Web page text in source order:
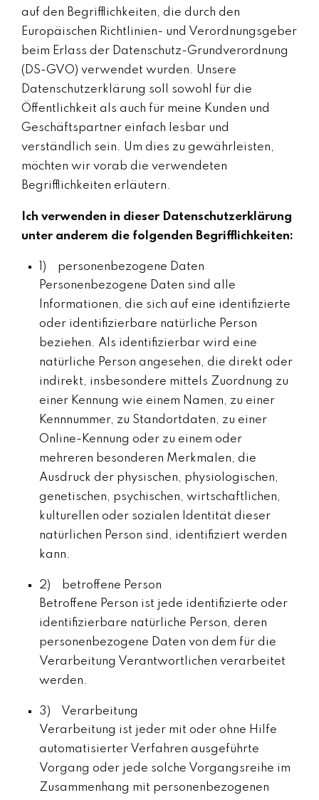
auf den Begrifflichkeiten, die durch den
Europäischen Richtlinien- und Verordnungsgeber
beim Erlass der Datenschutz-Grundverordnung
(DS-GVO) verwendet wurden. Unsere
Datenschutzerklärung soll sowohl für die
Öffentlichkeit als auch für meine Kunden und
Geschäftspartner einfach lesbar und
verständlich sein. Um dies zu gewährleisten,
möchten wir vorab die verwendeten
Begrifflichkeiten erläutern.
Ich verwenden in dieser Datenschutzerklärung
unter anderem die folgenden Begrifflichkeiten:
1) personenbezogene Daten
Personenbezogene Daten sind alle
Informationen, die sich auf eine identifizierte
oder identifizierbare natürliche Person
beziehen. Als identifizierbar wird eine
natürliche Person angesehen, die direkt oder
indirekt, insbesondere mittels Zuordnung zu
einer Kennung wie einem Namen, zu einer
Kennnummer, zu Standortdaten, zu einer
Online-Kennung oder zu einem oder
mehreren besonderen Merkmalen, die
Ausdruck der physischen, physiologischen,
genetischen, psychischen, wirtschaftlichen,
kulturellen oder sozialen Identität dieser
natürlichen Person sind, identifiziert werden
kann.
2) betroffene Person
Betroffene Person ist jede identifizierte oder
identifizierbare natürliche Person, deren
personenbezogene Daten von dem für die
Verarbeitung Verantwortlichen verarbeitet
werden.
3) Verarbeitung
Verarbeitung ist jeder mit oder ohne Hilfe
automatisierter Verfahren ausgeführte
Vorgang oder jede solche Vorgangsreihe im
Zusammenhang mit personenbezogenen